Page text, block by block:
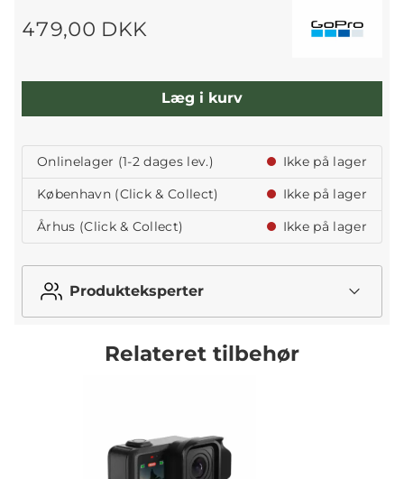
479,00 DKK
Læg i kurv
Onlinelager (1-2 dages lev.)
Ikke på lager
København (Click & Collect)
Ikke på lager
Århus (Click & Collect)
Ikke på lager
Produkteksperter
Relateret tilbehør